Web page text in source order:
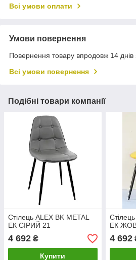
Всі умови оплати
Умови повернення
Повернення товару впродовж 14 днів
Всі умови повернення
Подібні товари компанії
Стілець ALEX BK METAL
ЕК СІРИЙ 21
4 692 ₴
Купити
ЕК
4 692